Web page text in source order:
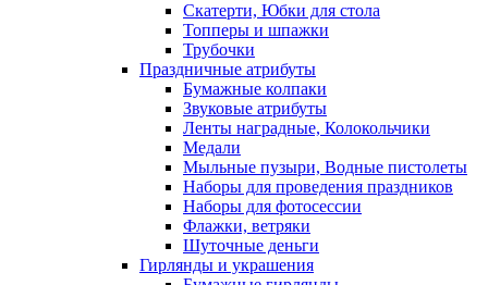
Скатерти, Юбки для стола
Топперы и шпажки
Трубочки
Праздничные атрибуты
Бумажные колпаки
Звуковые атрибуты
Ленты наградные, Колокольчики
Медали
Мыльные пузыри, Водные пистолеты
Наборы для проведения праздников
Наборы для фотосессии
Флажки, ветряки
Шуточные деньги
Гирлянды и украшения